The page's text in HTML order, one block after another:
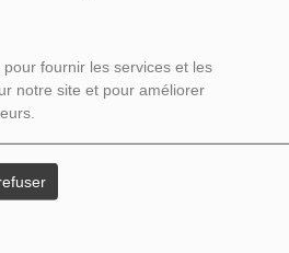
fournir les services et les
notre site et pour améliorer